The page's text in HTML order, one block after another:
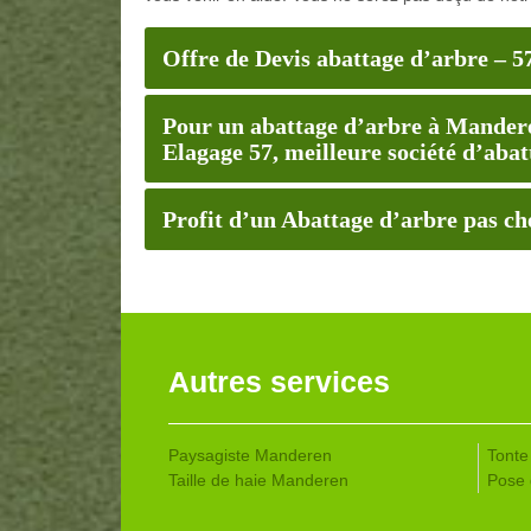
Offre de Devis abattage d’arbre –
Pour un abattage d’arbre à
Elagage 57, meilleure société
Profit d’un Abattage d’arbre pas
Autres services
Paysagiste Manderen
Taille de haie Manderen
Pose